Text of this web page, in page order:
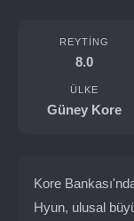
REYTING
8.0
ÜLKE
Güney Kore
Kore
Hyun, ulusal